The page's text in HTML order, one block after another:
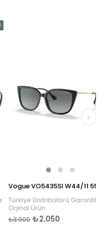
Vogue VO5435SI W44/11 55 Kadın Güneş Gözlüğü
Türkiye Distribütörü Garantili
Orjinal Ürün
₺2.050
₺3.000